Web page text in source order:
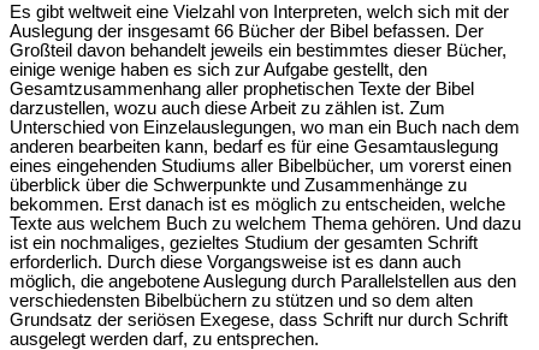
Es gibt weltweit eine Vielzahl von Interpreten, welch sich mit der
Auslegung der insgesamt 66 Bücher der Bibel befassen. Der
Großteil davon behandelt jeweils ein bestimmtes dieser Bücher,
einige wenige haben es sich zur Aufgabe gestellt, den
Gesamtzusammenhang aller prophetischen Texte der Bibel
darzustellen, wozu auch diese Arbeit zu zählen ist. Zum
Unterschied von Einzelauslegungen, wo man ein Buch nach dem
anderen bearbeiten kann, bedarf es für eine Gesamtauslegung
eines eingehenden Studiums aller Bibelbücher, um vorerst einen
überblick über die Schwerpunkte und Zusammenhänge zu
bekommen. Erst danach ist es möglich zu entscheiden, welche
Texte aus welchem Buch zu welchem Thema gehören. Und dazu
ist ein nochmaliges, gezieltes Studium der gesamten Schrift
erforderlich. Durch diese Vorgangsweise ist es dann auch
möglich, die angebotene Auslegung durch Parallelstellen aus den
verschiedensten Bibelbüchern zu stützen und so dem alten
Grundsatz der seriösen Exegese, dass Schrift nur durch Schrift
ausgelegt werden darf, zu entsprechen.